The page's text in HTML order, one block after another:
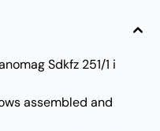
Sdkfz 251/1 i
assembled and